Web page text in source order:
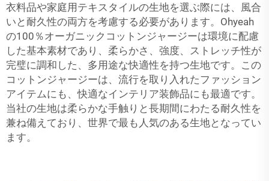
衣料品や家庭用テキスタイルの生地を選ぶ際には、風合
いと耐久性の両方を考慮する必要があります。Ohyeah
の100％オーガニックコットンジャージーは環境に配慮
した基本素材であり、柔らかさ、強度、ストレッチ性が
完璧に調和した、多用途な快適性を持つ生地です。この
コットンジャージーは、流行を取り入れたファッション
アイテムにも、快適なインテリア装飾品にも最適です。
当社の生地は柔らかな手触りと長期間にわたる耐久性を
兼ね備えており、世界で最も人気のある生地となってい
ます。